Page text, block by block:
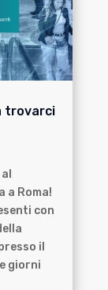
trovarci
a Roma!
con
il
giorni